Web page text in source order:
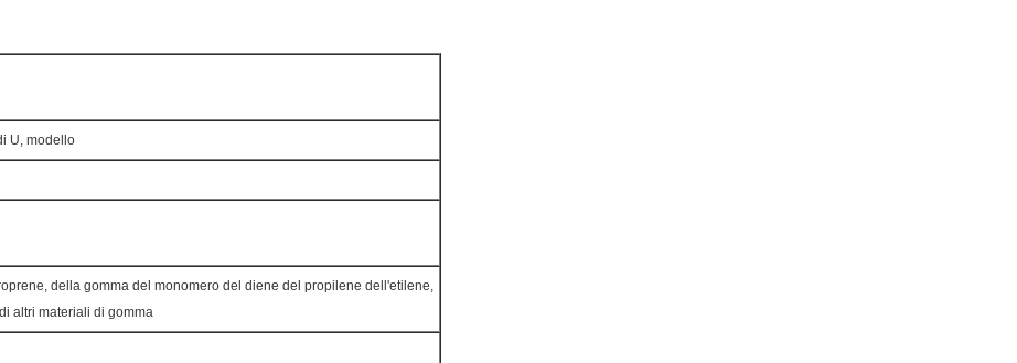
U, modello
della gomma del monomero del diene del propilene dell'etilene,
altri materiali di gomma